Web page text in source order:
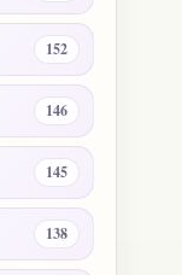
152
146
145
138